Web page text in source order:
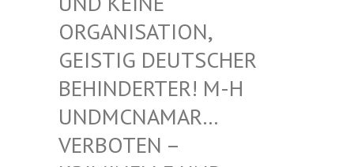
RGANISATION, G
EISTIG DEUTSCHER B
EHINDERTER! M-H U
NDMCNAMAR… V
ERBOTEN – K